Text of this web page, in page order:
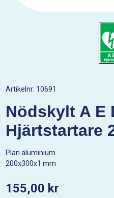
Artikelnr: 10691
Nödskylt A E
Hjärtstartare
Plan aluminium
200x300x1 mm
155,00 kr